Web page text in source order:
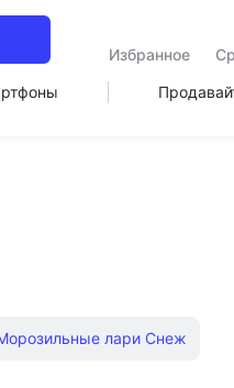
Избранное
лари Снеж